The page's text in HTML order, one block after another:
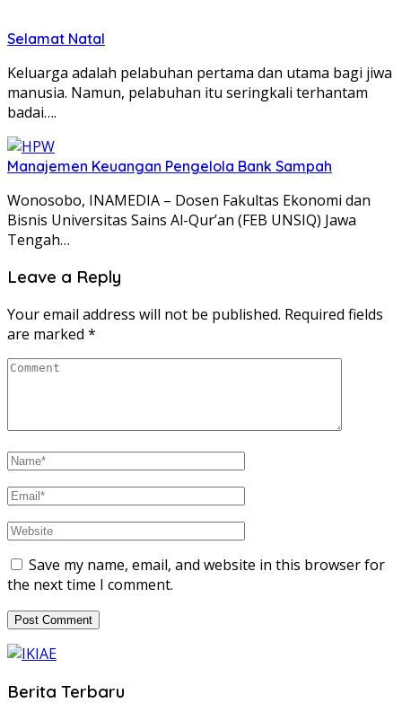
Selamat Natal
Keluarga adalah pelabuhan pertama dan utama bagi jiwa
manusia. Namun, pelabuhan itu seringkali terhantam
badai….
Manajemen Keuangan Pengelola Bank Sampah
Wonosobo, INAMEDIA – Dosen Fakultas Ekonomi dan
Bisnis Universitas Sains Al-Qur’an (FEB UNSIQ) Jawa
Tengah…
Leave a Reply
Your email address will not be published. Required fields
are marked *
Save my name, email, and website in this browser for
the next time I comment.
Berita Terbaru